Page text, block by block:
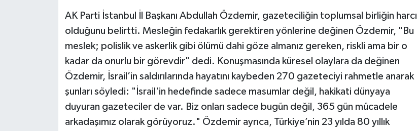
AK Parti İstanbul İl Başkanı Abdullah Özdemir, gazeteciliğin toplumsal birliğin harcı
olduğunu belirtti. Mesleğin fedakarlık gerektiren yönlerine değinen Özdemir, "Bu
meslek; polislik ve askerlik gibi ölümü dahi göze almanız gereken, riskli ama bir o
kadar da onurlu bir görevdir" dedi. Konuşmasında küresel olaylara da değinen
Özdemir, İsrail’in saldırılarında hayatını kaybeden 270 gazeteciyi rahmetle anarak
şunları söyledi: "İsrail'in hedefinde sadece masumlar değil, hakikati dünyaya
duyuran gazeteciler de var. Biz onları sadece bugün değil, 365 gün mücadele
arkadaşımız olarak görüyoruz." Özdemir ayrıca, Türkiye’nin 23 yılda 80 yıllık